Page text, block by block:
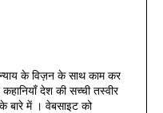
न्याय के विज़न के साथ काम कर
देश की सच्ची तस्वीर
बारे में । वेबसाइट को